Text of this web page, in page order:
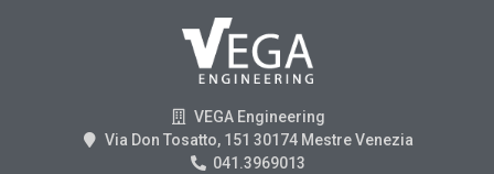
VEGA Engineering
Via Don Tosatto, 151 30174 Mestre Venezia
041.3969013